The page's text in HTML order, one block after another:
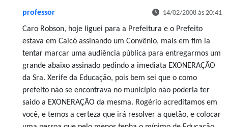
professor 14/02/2008 às 20:41
Caro Robson, hoje liguei para a Prefeitura e o Prefeito
estava em Caicó assinando um Convênio, mais em fim ia
tentar marcar uma audiência pública para entregarmos um
grande abaixo assinado pedindo a imediata EXONERAÇÃO
da Sra. Xerife da Educação, pois bem sei que o como
prefeito não se encontrava no município não poderia ter
saido a EXONERAÇÃO da mesma. Rogério acreditamos em
você, e temos a certeza que irá resolver a quetão, e colocar